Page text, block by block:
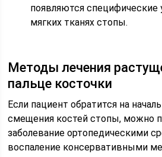
появляются
мягких тканях стопы.
Методы лечения
пальце косточки
Если пациент обратится на
смещения костей стопы, можно
заболевание ортопедическими
воспаление консервативными